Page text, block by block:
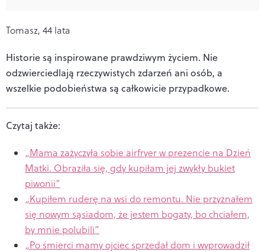
Tomasz, 44 lata
Historie są inspirowane prawdziwym życiem. Nie
odzwierciedlają rzeczywistych zdarzeń ani osób, a
wszelkie podobieństwa są całkowicie przypadkowe.
Czytaj także:
„Mama zażyczyła sobie airfryer w prezencie na Dzień
Matki. Obraziła się, gdy kupiłam jej zwykły bukiet
piwonii”
„Kupiłem ruderę na wsi do remontu. Nie przyznałem
się nowym sąsiadom, że jestem bogaty, bo chciałem,
by mnie polubili”
„Po śmierci mamy ojciec sprzedał dom i wyprowadził